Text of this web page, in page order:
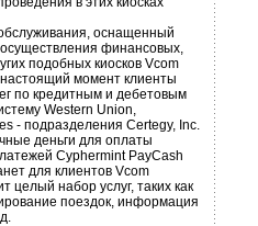
оснащенный
финансовых,
подобных киосков Vcom
момент клиенты
по кредитным и дебетовым
Western Union,
- подразделения Certegy, Inc.
деньги для оплаты
Cyphermint PayCash
для клиентов Vcom
целый набор услуг, таких как
поездок, информация